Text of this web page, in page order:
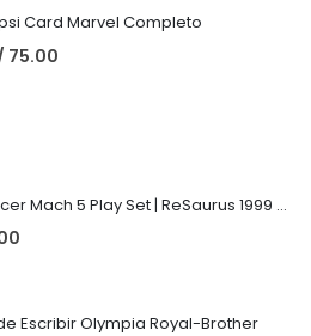
Card Marvel Completo
75.00
Speed Racer Mach 5 Play Set | ReSaurus 1999 | Meteoro
Escribir Olympia Royal-Brother